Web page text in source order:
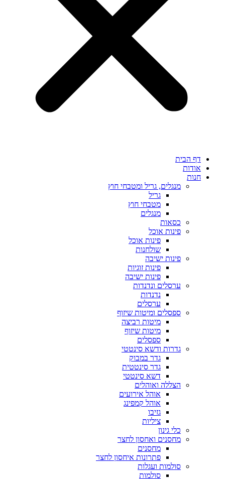
דף הבית
אודות
חנות
מנגלים, גריל ומטבחי חוץ
גריל
מטבחי חוץ
מנגלים
כסאות
פינות אוכל
פינות אוכל
שולחנות
פינות ישיבה
פינות זוגיות
פינות ישיבה
ערסלים ונדנדות
נדנדות
ערסלים
ספסלים ומיטות שיזוף
מיטות רביצה
מיטות שיזוף
ספסלים
גדרות ודשא סינטטי
גדר במבוק
גדר סינטטית
דשא סינטטי
הצללה ואוהלים
אוהל אירועים
אוהל קמפינג
גזיבו
ציליות
כלי גינון
מחסנים ואחסון לחצר
מחסנים
פתרונות איחסון לחצר
סולמות ועגלות
סולמות